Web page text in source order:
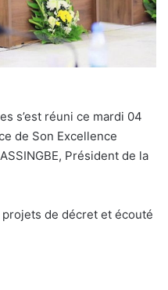
s’est réuni ce mardi 04
de Son Excellence
Président de la
de décret et écouté